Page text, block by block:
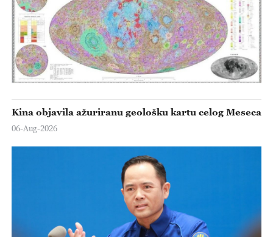
Kina objavila ažuriranu geološku kartu celog Meseca
06-Aug-2026